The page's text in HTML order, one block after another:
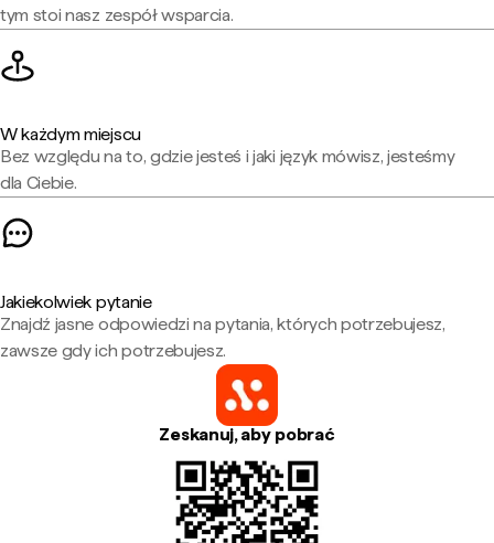
tym stoi nasz zespół wsparcia.
W każdym miejscu
Bez względu na to, gdzie jesteś i jaki język mówisz, jesteśmy
dla Ciebie.
Jakiekolwiek pytanie
Znajdź jasne odpowiedzi na pytania, których potrzebujesz,
zawsze gdy ich potrzebujesz.
Zeskanuj, aby pobrać